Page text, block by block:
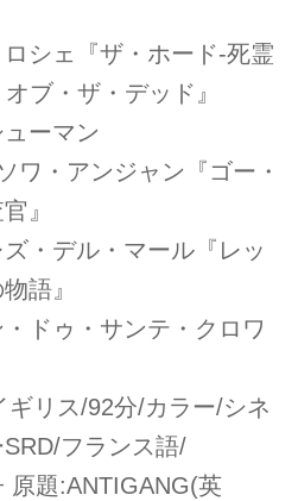
シェ『ザ・ホード-死霊
ブ・ザ・デッド』
ーマン
ワ・アンジャン『ゴー・
』
・デル・マール『レッ
語』
ドゥ・サンテ・クロワ
ギリス/92分/カラー/シネ
フランス語/
原題:ANTIGANG(英